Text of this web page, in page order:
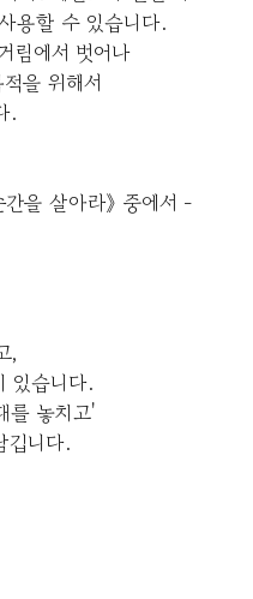
용할 수 있습니다.
림에서 벗어나
을 위해서
.
을 살아라》 중에서 -
,
있습니다.
를 놓치고'
깁니다.